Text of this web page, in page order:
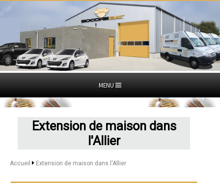
MENU
Extension de maison dans
l'Allier
Accueil Extension de maison dans l'Allier